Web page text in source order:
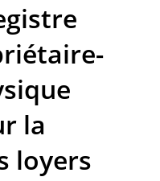
la
loyers